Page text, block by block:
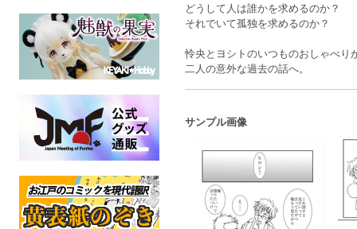
どうして人は誰かを求めるのか？
それでいて孤独を求めるのか？
怜央とヨシトのいつものおしゃべり
二人の意外な過去の話へ。
サンプル画像